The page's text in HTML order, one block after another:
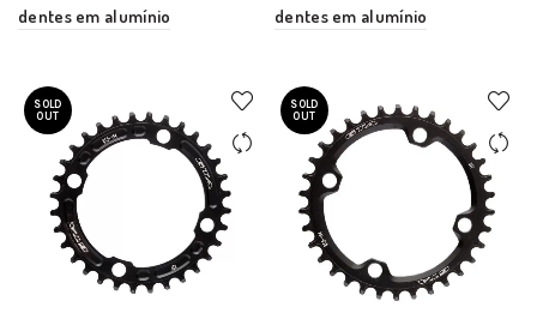
dentes em alumínio
dentes em alumínio
SOLD
OUT
SOLD
OUT